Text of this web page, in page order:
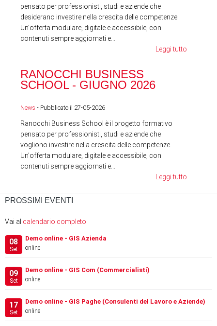
pensato per professionisti, studi e aziende che
desiderano investire nella crescita delle competenze.
Un'offerta modulare, digitale e accessibile, con
contenuti sempre aggiornati e...
Leggi tutto
RANOCCHI BUSINESS
SCHOOL - GIUGNO 2026
News - Pubblicato il 27-05-2026
Ranocchi Business School è il progetto formativo
pensato per professionisti, studi e aziende che
vogliono investire nella crescita delle competenze.
Un'offerta modulare, digitale e accessibile, con
contenuti sempre aggiornati e...
Leggi tutto
PROSSIMI EVENTI
Vai al calendario completo
08
Set
Demo online - GIS Azienda
online
09
Set
Demo online - GIS Com (Commercialisti)
online
17
Set
Demo online - GIS Paghe (Consulenti del Lavoro e Aziende)
online